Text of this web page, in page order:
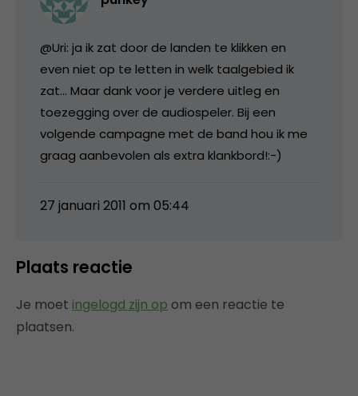
@Uri: ja ik zat door de landen te klikken en
even niet op te letten in welk taalgebied ik
zat… Maar dank voor je verdere uitleg en
toezegging over de audiospeler. Bij een
volgende campagne met de band hou ik me
graag aanbevolen als extra klankbord!:-)
27 januari 2011 om 05:44
Plaats reactie
Je moet ingelogd zijn op om een reactie te
plaatsen.